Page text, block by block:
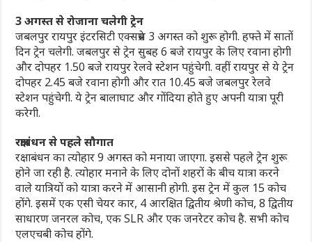
3 अगस्त से रोजाना चलेगी ट्रेन
जबलपुर रायपुर इंटरसिटी एक्सप्रेस 3 अगस्त को शुरू होगी. हफ्ते में सातों
दिन ट्रेन चलेगी. जबलपुर से ट्रेन सुबह 6 बजे रायपुर के लिए रवाना होगी
और दोपहर 1.50 बजे रायपुर रेलवे स्टेशन पहुंचेगी. वहीं रायपुर से ये ट्रेन
दोपहर 2.45 बजे रवाना होगी और रात 10.45 बजे जबलपुर रेलवे
स्टेशन पहुंचेगी. ये ट्रेन बालाघाट और गोंदिया होते हुए अपनी यात्रा पूरी
करेगी.
रक्षाबंधन से पहले सौगात
रक्षाबंधन का त्योहार 9 अगस्त को मनाया जाएगा. इससे पहले ट्रेन शुरू
होने जा रही है. त्योहार मनाने के लिए दोनों शहरों के बीच यात्रा करने
वाले यात्रियों को यात्रा करने में आसानी होगी. इस ट्रेन में कुल 15 कोच
होंगे. इसमें एक एसी चेयर कार, 4 आरक्षित द्वितीय श्रेणी कोच, 8 द्वितीय
साधारण जनरल कोच, एक SLR और एक जनरेटर कोच है. सभी कोच
एलएचबी कोच होंगे.